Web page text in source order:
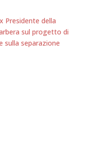
Presidente della
sul progetto di
sulla separazione